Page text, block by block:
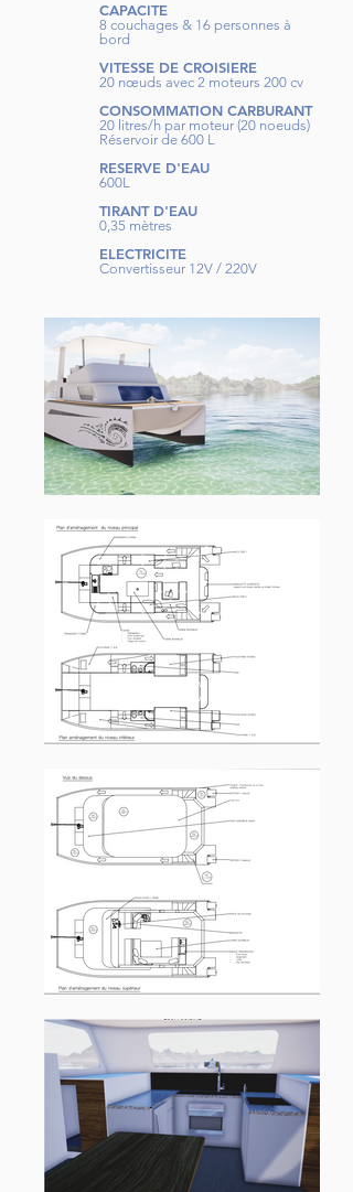
CAPACITE
8 couchages & 16 personnes à
bord
VITESSE DE CROISIERE
20 nœuds avec 2 moteurs 200 cv
CONSOMMATION CARBURANT
20 litres/h par moteur (20 noeuds)
Réservoir de 600 L
RESERVE D'EAU
600L
TIRANT D'EAU
0,35 mètres
ELECTRICITE
Convertisseur 12V / 220V